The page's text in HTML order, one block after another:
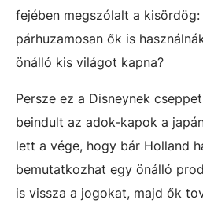
fejében megszólalt a kisördög:
párhuzamosan ők is
önálló kis világot kapna?
Persze ez a Disneynek
beindult az adok-kapok a
lett a vége, hogy bár Holland
bemutatkozhat egy önálló
is vissza a jogokat, majd ők